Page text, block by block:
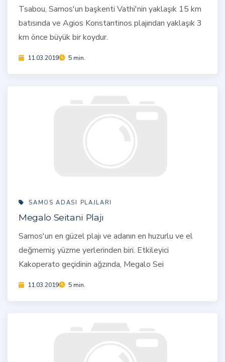
Tsabou, Samos'un başkenti Vathi'nin yaklaşık 15 km
batısında ve Agios Konstantinos plajından yaklaşık 3
km önce büyük bir koydur.
11.03.2019 5 min.
SAMOS ADASI PLAJLARI
Megalo Seitani Plajı
Samos'un en güzel plajı ve adanın en huzurlu ve el
değmemiş yüzme yerlerinden biri. Etkileyici
Kakoperato geçidinin ağzında, Megalo Sei
11.03.2019 5 min.